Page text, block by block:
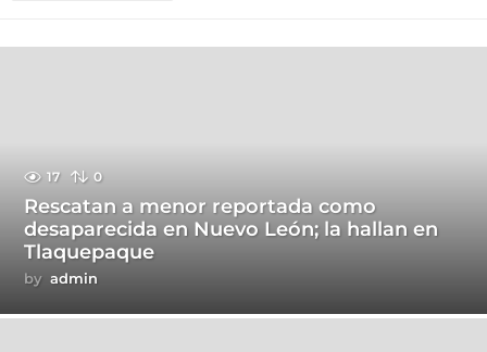
17 0
Rescatan a menor reportada como
desaparecida en Nuevo León; la hallan en
Tlaquepaque
by admin